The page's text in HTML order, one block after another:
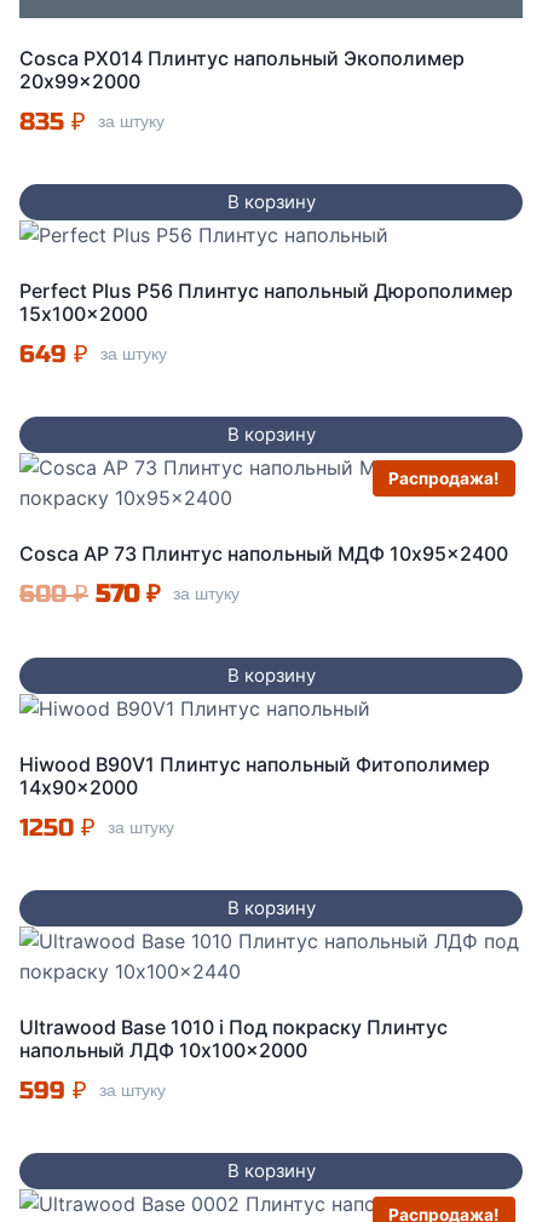
Cosca PX014 Плинтус напольный Экополимер
20x99x2000
835 ₽ за штуку
В корзину
Perfect Plus P56 Плинтус напольный Дюрополимер
15x100x2000
649 ₽ за штуку
В корзину
Распродажа!
Cosca AP 73 Плинтус напольный МДФ 10x95x2400
600₽ Первоначальная
600 ₽.
570 ₽Текущая
570 ₽.
за штуку
В корзину
Hiwood B90V1 Плинтус напольный Фитополимер
14x90x2000
1250 ₽ за штуку
В корзину
Ultrawood Base 1010 i Под покраску Плинтус
напольный ЛДФ 10x100x2000
599 ₽ за штуку
В корзину
Распродажа!